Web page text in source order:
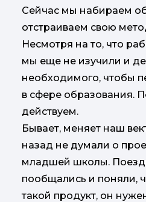
Сейчас мы набираем
отстраиваем свою
Несмотря на то, что
мы еще не изучили и
необходимого, чтобы
в сфере образования.
действуем.
Бывает, меняет наш
назад не думали о
младшей школы.
пообщались и поняли,
такой продукт, он